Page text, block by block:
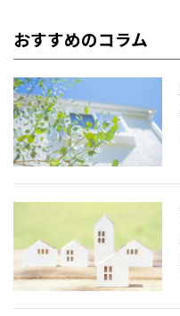
おすすめのコラム